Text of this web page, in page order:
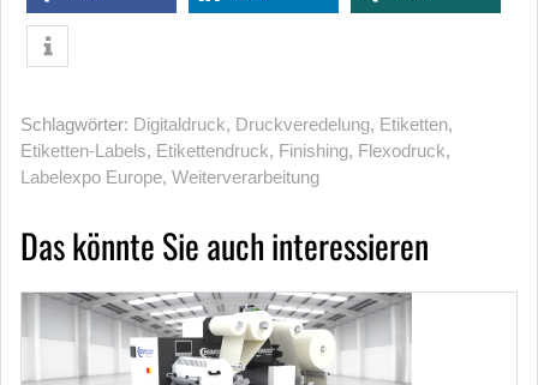
Schlagwörter: Digitaldruck, Druckveredelung, Etiketten,
Etiketten-Labels, Etikettendruck, Finishing, Flexodruck,
Labelexpo Europe, Weiterverarbeitung
Das könnte Sie auch interessieren